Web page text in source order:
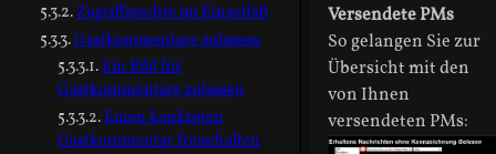
Zugriffsrechte im Einzelfall
Gastkommentare zulassen
Ein Bild für
Gastkommentare zulassen
Einen konkreten
Gastkommentar freischalten
Versendete PMs
So gelangen Sie zur
Übersicht mit den
von Ihnen
versendeten PMs: